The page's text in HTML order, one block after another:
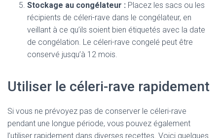
Stockage au congélateur : Placez les sacs ou les
récipients de céleri-rave dans le congélateur, en
veillant à ce qu’ils soient bien étiquetés avec la date
de congélation. Le céleri-rave congelé peut être
conservé jusqu’à 12 mois.
Utiliser le céleri-rave rapidement
Si vous ne prévoyez pas de conserver le céleri-rave
pendant une longue période, vous pouvez également
l’utiliser rapidement dans diverses recettes. Voici quelques